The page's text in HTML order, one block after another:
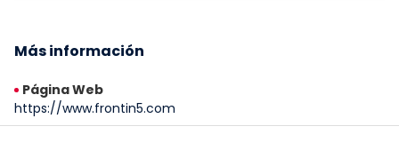
Más información
Página Web
https://www.frontin5.com